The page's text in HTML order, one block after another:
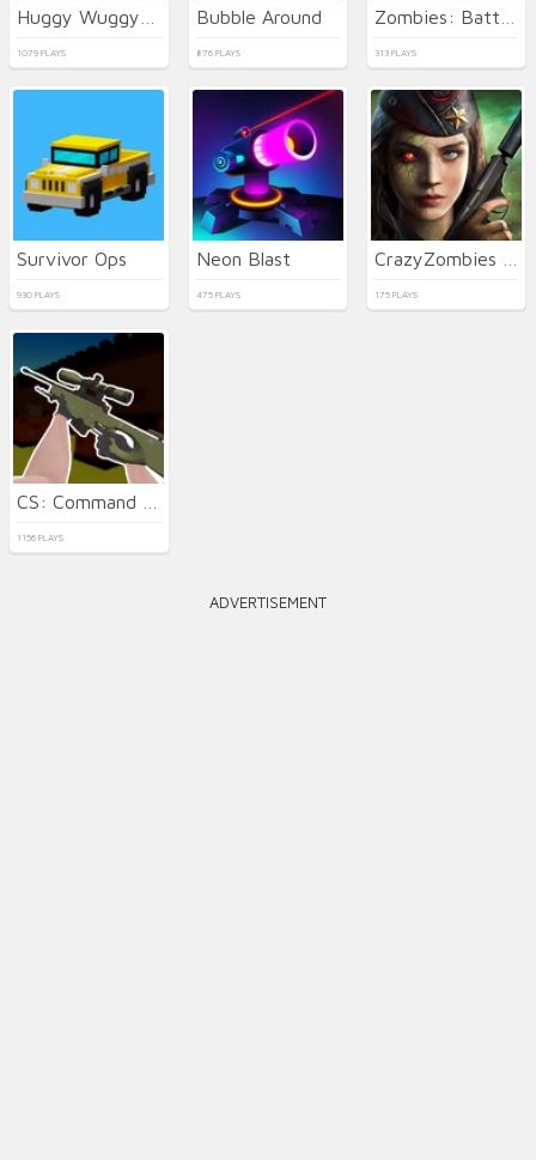
1079 PLAYS
Bubble Around
876 PLAYS 313 PLAYS
Survivor Ops
930 PLAYS
Neon Blast
475 PLAYS 175 PLAYS
1156 PLAYS
ADVERTISEMENT